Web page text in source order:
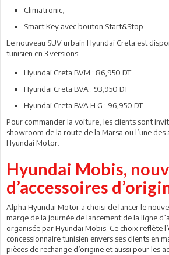
Climatronic,
Smart Key avec bouton Start&Stop
Le nouveau SUV urbain Hyundai Creta est
tunisien en 3 versions:
Hyundai Creta BVM : 86,950 DT
Hyundai Creta BVA : 93,950 DT
Hyundai Creta BVA H.G : 96,950 DT
Pour commander la voiture, les clients sont
showroom de la route de la Marsa ou l’une des
Hyundai Motor.
Hyundai Mobis,
d’accessoires
Alpha Hyundai Motor a choisi de lancer le
marge de la journée de lancement de la ligne
organisée par Hyundai Mobis. Ce choix reflète
concessionnaire tunisien envers ses clients en
pièces de rechange d’origine et aussi pour les